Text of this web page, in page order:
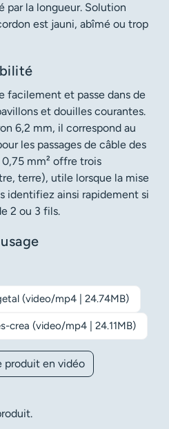
par la longueur. Solution
est jauni, abîmé ou trop
facilement et passe dans de
et douilles courantes.
6,2 mm, il correspond au
les passages de câble des
mm² offre trois
terre), utile lorsque la mise
identifiez ainsi rapidement si
2 ou 3 fils.
(video/mp4 | 24.74MB)
Vidéo - tuto-mur-vegetal
crea (video/mp4 | 24.11MB)
Vidéo 2 - tuto-douilles-crea
produit en vidéo